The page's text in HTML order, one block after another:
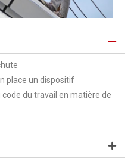
place un dispositif
du travail en matière de